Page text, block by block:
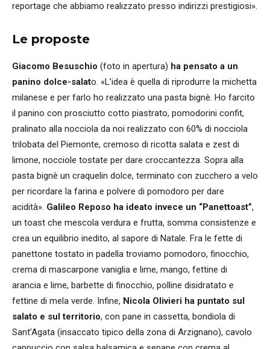
reportage che abbiamo realizzato presso indirizzi prestigiosi».
Le proposte
Giacomo Besuschio (foto in apertura) ha pensato a un
panino dolce-salato. «L’idea è quella di riprodurre la michetta
milanese e per farlo ho realizzato una pasta bignè. Ho farcito
il panino con prosciutto cotto piastrato, pomodorini confit,
pralinato alla nocciola da noi realizzato con 60% di nocciola
trilobata del Piemonte, cremoso di ricotta salata e zest di
limone, nocciole tostate per dare croccantezza. Sopra alla
pasta bignè un craquelin dolce, terminato con zucchero a velo
per ricordare la farina e polvere di pomodoro per dare
acidità». Galileo Reposo ha ideato invece un “Panettoast”,
un toast che mescola verdura e frutta, somma consistenze e
crea un equilibrio inedito, al sapore di Natale. Fra le fette di
panettone tostato in padella troviamo pomodoro, finocchio,
crema di mascarpone vaniglia e lime, mango, fettine di
arancia e lime, barbette di finocchio, polline disidratato e
fettine di mela verde. Infine, Nicola Olivieri ha puntato sul
salato e sul territorio, con pane in cassetta, bondiola di
Sant’Agata (insaccato tipico della zona di Arzignano), cavolo